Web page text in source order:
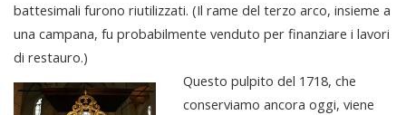
battesimali furono riutilizzati. (Il rame del terzo arco, insieme a
una campana, fu probabilmente venduto per finanziare i lavori
di restauro.)
Questo pulpito del 1718, che
conserviamo ancora oggi, viene